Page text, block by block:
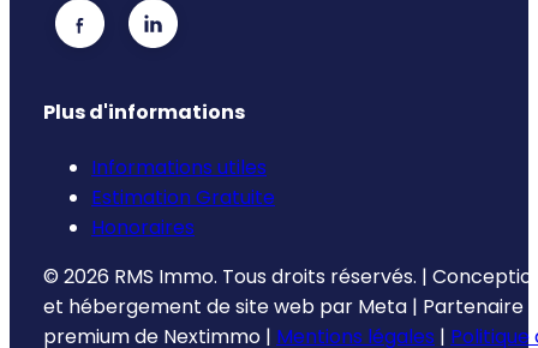
Plus d'informations
Informations utiles
Estimation Gratuite
Honoraires
© 2026 RMS Immo. Tous droits réservés. |
et hébergement de site web par Meta | Partenaire
premium de Nextimmo | Mentions légales | Politique